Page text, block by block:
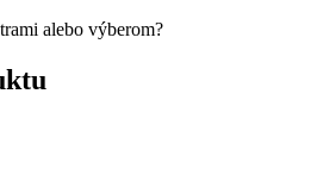
alebo výberom?